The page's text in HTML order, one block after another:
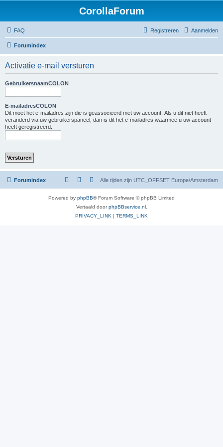
CorollaForum
FAQ Aanmelden
Registreren
Forumindex
Activatie e-mail versturen
GebruikersnaamCOLON
E-mailadresCOLON
Dit moet het e-mailadres zijn die is geassocieerd met uw account. Als u dit niet heeft
veranderd via uw gebruikerspaneel, dan is dit het e-mailadres waarmee u uw account
heeft geregistreerd.
Forumindex Alle tijden zijn UTC_OFFSET Europe/Amsterdam
Powered by phpBB® Forum Software © phpBB Limited
Vertaald doorphpBBservice.nl.
PRIVACY_LINK | TERMS_LINK